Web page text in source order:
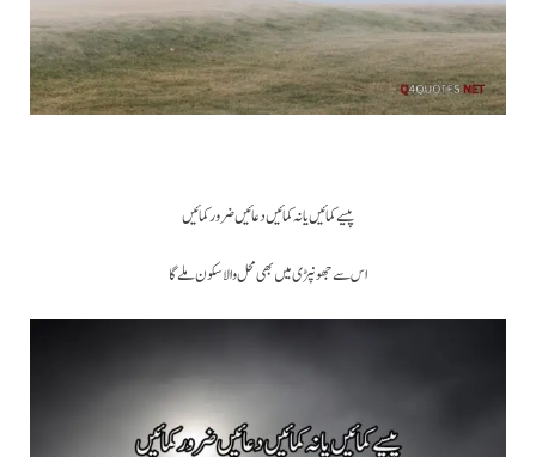
پیسے کمائیں یا نہ کمائیں دعائیں ضرور کمائیں
اس سے جھونپڑی میں بھی محل والا سکون ملے گا